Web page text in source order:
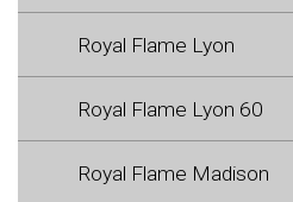
Royal Flame Lyon
Royal Flame Lyon 60
Royal Flame Madison